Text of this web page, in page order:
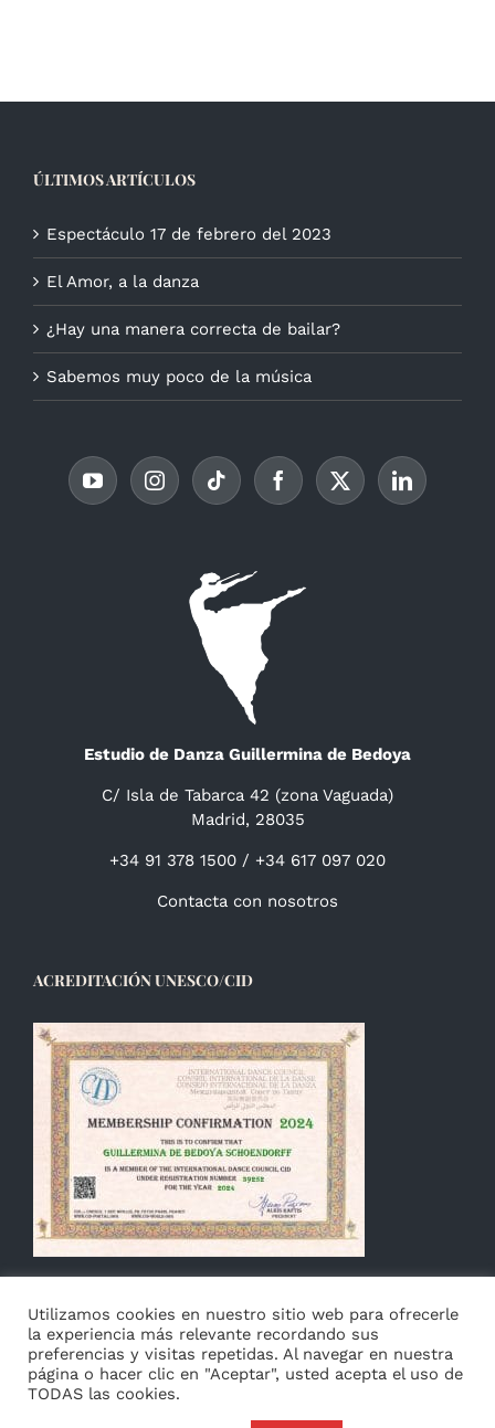
ÚLTIMOS ARTÍCULOS
Espectáculo 17 de febrero del 2023
El Amor, a la danza
¿Hay una manera correcta de bailar?
Sabemos muy poco de la música
Estudio de Danza Guillermina de Bedoya
C/ Isla de Tabarca 42 (zona Vaguada)
Madrid, 28035
+34 91 378 1500 / +34 617 097 020
Contacta con nosotros
ACREDITACIÓN UNESCO/CID
© Copyright 2014 -
Cookies|Français
Utilizamos cookies en nuestro sitio web para ofrecerle
la experiencia más relevante recordando sus
preferencias y visitas repetidas. Al navegar en nuestra
página o hacer clic en "Aceptar", usted acepta el uso de
TODAS las cookies.